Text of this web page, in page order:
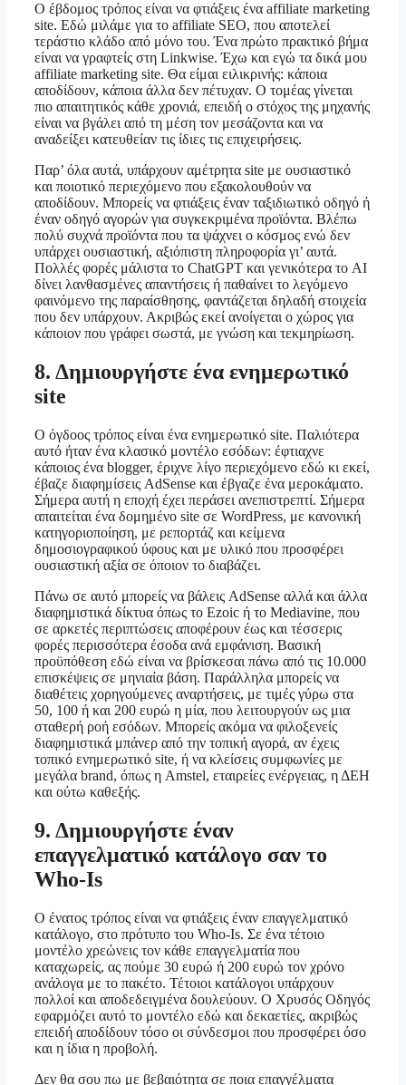
Ο έβδομος τρόπος είναι να φτιάξεις ένα affiliate marketing
site. Εδώ μιλάμε για το affiliate SEO, που αποτελεί
τεράστιο κλάδο από μόνο του. Ένα πρώτο πρακτικό βήμα
είναι να γραφτείς στη Linkwise. Έχω και εγώ τα δικά μου
affiliate marketing site. Θα είμαι ειλικρινής: κάποια
αποδίδουν, κάποια άλλα δεν πέτυχαν. Ο τομέας γίνεται
πιο απαιτητικός κάθε χρονιά, επειδή ο στόχος της μηχανής
είναι να βγάλει από τη μέση τον μεσάζοντα και να
αναδείξει κατευθείαν τις ίδιες τις επιχειρήσεις.
Παρ’ όλα αυτά, υπάρχουν αμέτρητα site με ουσιαστικό
και ποιοτικό περιεχόμενο που εξακολουθούν να
αποδίδουν. Μπορείς να φτιάξεις έναν ταξιδιωτικό οδηγό ή
έναν οδηγό αγορών για συγκεκριμένα προϊόντα. Βλέπω
πολύ συχνά προϊόντα που τα ψάχνει ο κόσμος ενώ δεν
υπάρχει ουσιαστική, αξιόπιστη πληροφορία γι’ αυτά.
Πολλές φορές μάλιστα το ChatGPT και γενικότερα το AI
δίνει λανθασμένες απαντήσεις ή παθαίνει το λεγόμενο
φαινόμενο της παραίσθησης, φαντάζεται δηλαδή στοιχεία
που δεν υπάρχουν. Ακριβώς εκεί ανοίγεται ο χώρος για
κάποιον που γράφει σωστά, με γνώση και τεκμηρίωση.
8. Δημιουργήστε ένα ενημερωτικό
site
Ο όγδοος τρόπος είναι ένα ενημερωτικό site. Παλιότερα
αυτό ήταν ένα κλασικό μοντέλο εσόδων: έφτιαχνε
κάποιος ένα blogger, έριχνε λίγο περιεχόμενο εδώ κι εκεί,
έβαζε διαφημίσεις AdSense και έβγαζε ένα μεροκάματο.
Σήμερα αυτή η εποχή έχει περάσει ανεπιστρεπτί. Σήμερα
απαιτείται ένα δομημένο site σε WordPress, με κανονική
κατηγοριοποίηση, με ρεπορτάζ και κείμενα
δημοσιογραφικού ύφους και με υλικό που προσφέρει
ουσιαστική αξία σε όποιον το διαβάζει.
Πάνω σε αυτό μπορείς να βάλεις AdSense αλλά και άλλα
διαφημιστικά δίκτυα όπως το Ezoic ή το Mediavine, που
σε αρκετές περιπτώσεις αποφέρουν έως και τέσσερις
φορές περισσότερα έσοδα ανά εμφάνιση. Βασική
προϋπόθεση εδώ είναι να βρίσκεσαι πάνω από τις 10.000
επισκέψεις σε μηνιαία βάση. Παράλληλα μπορείς να
διαθέτεις χορηγούμενες αναρτήσεις, με τιμές γύρω στα
50, 100 ή και 200 ευρώ η μία, που λειτουργούν ως μια
σταθερή ροή εσόδων. Μπορείς ακόμα να φιλοξενείς
διαφημιστικά μπάνερ από την τοπική αγορά, αν έχεις
τοπικό ενημερωτικό site, ή να κλείσεις συμφωνίες με
μεγάλα brand, όπως η Amstel, εταιρείες ενέργειας, η ΔΕΗ
και ούτω καθεξής.
9. Δημιουργήστε έναν
επαγγελματικό κατάλογο σαν το
Who-Is
Ο ένατος τρόπος είναι να φτιάξεις έναν επαγγελματικό
κατάλογο, στο πρότυπο του Who-Is. Σε ένα τέτοιο
μοντέλο χρεώνεις τον κάθε επαγγελματία που
καταχωρείς, ας πούμε 30 ευρώ ή 200 ευρώ τον χρόνο
ανάλογα με το πακέτο. Τέτοιοι κατάλογοι υπάρχουν
πολλοί και αποδεδειγμένα δουλεύουν. Ο Χρυσός Οδηγός
εφαρμόζει αυτό το μοντέλο εδώ και δεκαετίες, ακριβώς
επειδή αποδίδουν τόσο οι σύνδεσμοι που προσφέρει όσο
και η ίδια η προβολή.
Δεν θα σου πω με βεβαιότητα σε ποια επαγγέλματα